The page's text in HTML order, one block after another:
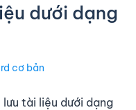
dưới dạng
cơ bản
lưu tài liệu dưới dạng